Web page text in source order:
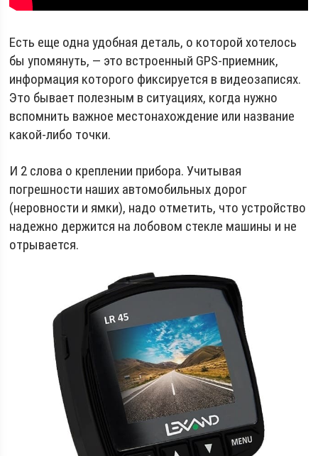
Есть еще одна удобная деталь, о которой хотелось
бы упомянуть, — это встроенный GPS-приемник,
информация которого фиксируется в видеозаписях.
Это бывает полезным в ситуациях, когда нужно
вспомнить важное местонахождение или название
какой-либо точки.
И 2 слова о креплении прибора. Учитывая
погрешности наших автомобильных дорог
(неровности и ямки), надо отметить, что устройство
надежно держится на лобовом стекле машины и не
отрывается.